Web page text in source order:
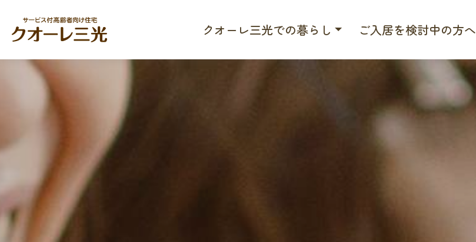
クオーレ三光での暮らし ご入居を検討中の方へ